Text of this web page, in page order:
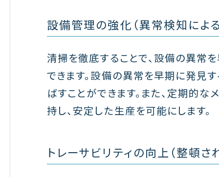
設備管理の強化（異常検知によ
清掃を徹底することで、設備の異常
できます。設備の異常を早期に発見
ばすことができます。また、定期的
持し、安定した生産を可能にします。
トレーサビリティの向上（整頓